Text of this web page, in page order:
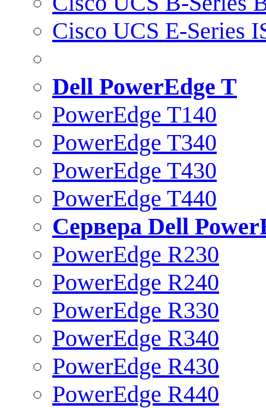
Cisco UCS E-Series
Dell PowerEdge T
PowerEdge T140
PowerEdge T340
PowerEdge T430
PowerEdge T440
Сервера Dell
PowerEdge R230
PowerEdge R240
PowerEdge R330
PowerEdge R340
PowerEdge R430
PowerEdge R440